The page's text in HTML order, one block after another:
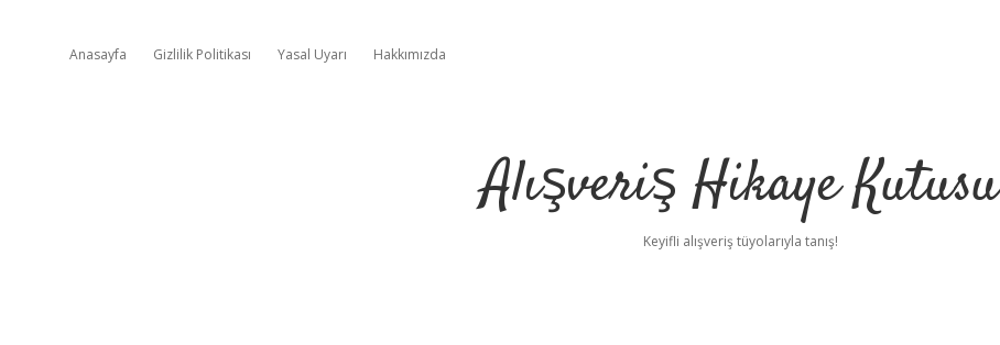
Anasayfa Gizlilik Politikası Yasal Uyarı Hakkımızda
Alışveriş Hikaye Kutusu
Keyifli alışveriş tüyolarıyla tanış!